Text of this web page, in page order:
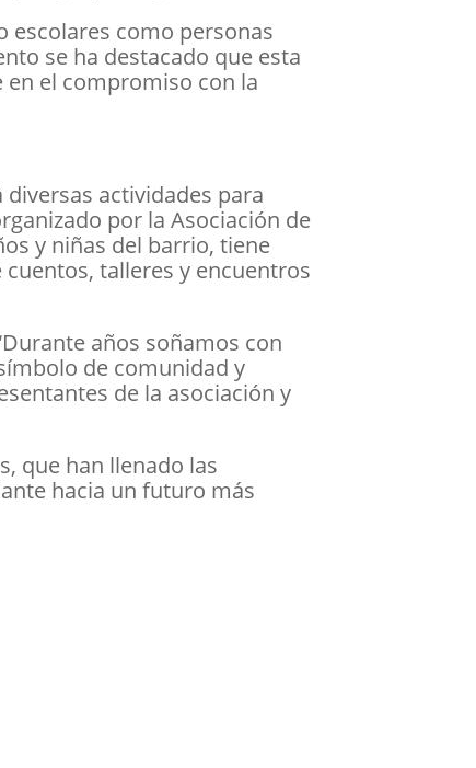
escolares como personas
se ha destacado que esta
el compromiso con la
actividades para
por la Asociación de
y niñas del barrio, tiene
talleres y encuentros
años soñamos con
de comunidad y
de la asociación y
que han llenado las
hacia un futuro más